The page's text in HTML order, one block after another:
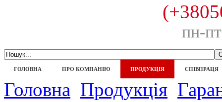
пн-
ГОЛОВНА ПРО КОМПАНІЮ ПРОДУКЦІЯ СПІВПРАЦЯ
Головна Продукція